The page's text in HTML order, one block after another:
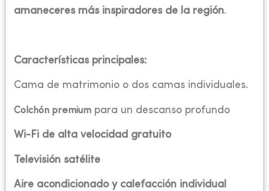
amaneceres más inspiradores de la región.
Características principales:
Cama de matrimonio o dos camas individuales.
Colchón premiumpara un descanso profundo
Wi-Fi de alta velocidad gratuito
Televisión satélite
Aire acondicionado y calefacción individual